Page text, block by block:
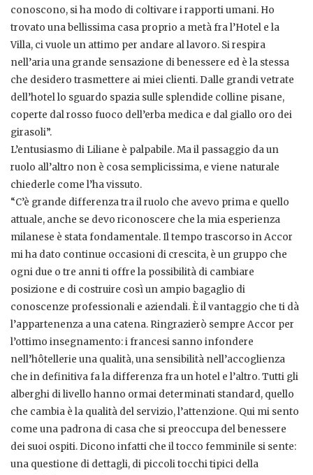
conoscono, si ha modo di coltivare i rapporti umani. Ho
trovato una bellissima casa proprio a metà fra l’Hotel e la
Villa, ci vuole un attimo per andare al lavoro. Si respira
nell’aria una grande sensazione di benessere ed è la stessa
che desidero trasmettere ai miei clienti. Dalle grandi vetrate
dell’hotel lo sguardo spazia sulle splendide colline pisane,
coperte dal rosso fuoco dell’erba medica e dal giallo oro dei
girasoli”.
L’entusiasmo di Liliane è palpabile. Ma il passaggio da un
ruolo all’altro non è cosa semplicissima, e viene naturale
chiederle come l’ha vissuto.
“C’è grande differenza tra il ruolo che avevo prima e quello
attuale, anche se devo riconoscere che la mia esperienza
milanese è stata fondamentale. Il tempo trascorso in Accor
mi ha dato continue occasioni di crescita, è un gruppo che
ogni due o tre anni ti offre la possibilità di cambiare
posizione e di costruire così un ampio bagaglio di
conoscenze professionali e aziendali. È il vantaggio che ti dà
l’appartenenza a una catena. Ringrazierò sempre Accor per
l’ottimo insegnamento: i francesi sanno infondere
nell’hôtellerie una qualità, una sensibilità nell’accoglienza
che in definitiva fa la differenza fra un hotel e l’altro. Tutti gli
alberghi di livello hanno ormai determinati standard, quello
che cambia è la qualità del servizio, l’attenzione. Qui mi sento
come una padrona di casa che si preoccupa del benessere
dei suoi ospiti. Dicono infatti che il tocco femminile si sente:
una questione di dettagli, di piccoli tocchi tipici della